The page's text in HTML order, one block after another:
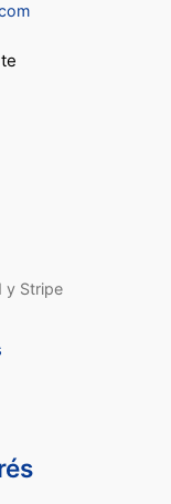
y Stripe